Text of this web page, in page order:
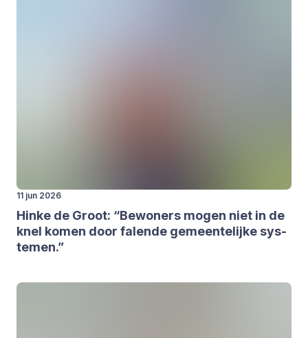
11 jun 2026
Hin­ke de Groot: “Bewo­ners mogen niet in de
knel komen door falen­de gemeen­te­lij­ke sys­
te­men.”